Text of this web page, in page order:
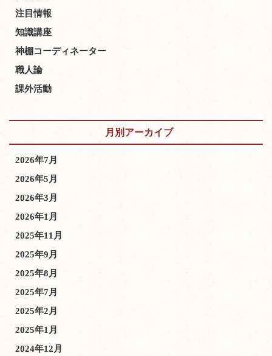
注目情報
知識講座
神棚コーディネーター
職人論
課外活動
月別アーカイブ
2026年7月
2026年5月
2026年3月
2026年1月
2025年11月
2025年9月
2025年8月
2025年7月
2025年2月
2025年1月
2024年12月